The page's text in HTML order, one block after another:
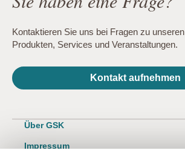
Kontaktieren Sie uns bei Fragen zu unseren
Produkten, Services und Veranstaltungen.
Kontakt aufnehmen
Über GSK
Impressum